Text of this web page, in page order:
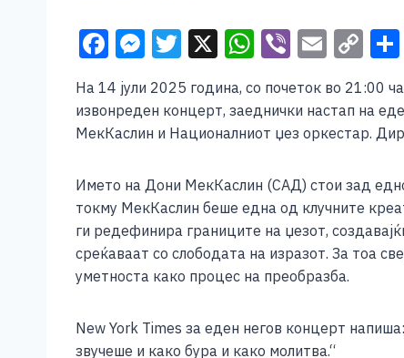
F
a
c
e
o
o
k
M
e
ss
e
g
er
T
wi
tt
er
X W
at
s
p
p
Vi
er
E
m
ai
l
C
o
p
y
n
k
На 14 јули 2025 година, со почеток во 21:00
извонреден концерт, заеднички настап на
МекКаслин и Националниот џез оркестар.
Името на Дони МекКаслин (САД) стои зад едно
токму МекКаслин беше една од клучните
ги редефинира границите на џезот,
среќаваат со слободата на изразот. За тоа
уметноста како процес на преобразба.
New York Times за еден негов концерт
звучеше и како бура и како молитва.“